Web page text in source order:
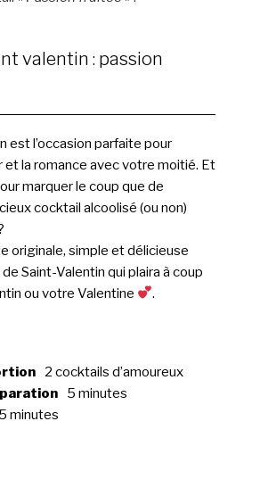
valentin : passion
est l’occasion parfaite pour
et la romance avec votre moitié. Et
marquer le coup que de
cocktail alcoolisé (ou non)
originale, simple et délicieuse
Saint-Valentin qui plaira à coup
ou votre Valentine
.
2 cocktails d’amoureux
5 minutes
5 minutes